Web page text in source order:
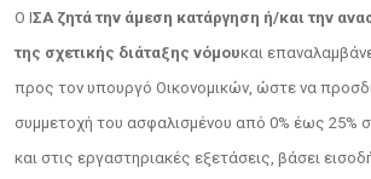
Ο ΙΣΑ ζητά την άμεση κατάργηση ή/και την
της σχετικής διάταξης νόμουκαι
προς τον υπουργό Οικονομικών, ώστε να
συμμετοχή του ασφαλισμένου από 0% έως 25%
και στις εργαστηριακές εξετάσεις, βάσει